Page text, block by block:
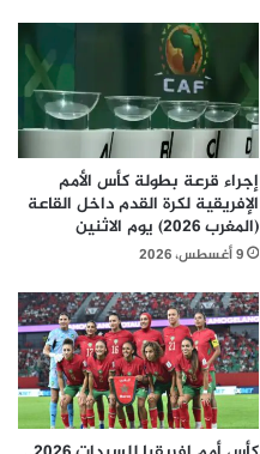
إجراء قرعة بطولة كأس الأمم
الإفريقية لكرة القدم داخل القاعة
(المغرب 2026) يوم الاثنين
9 أغسطس، 2026